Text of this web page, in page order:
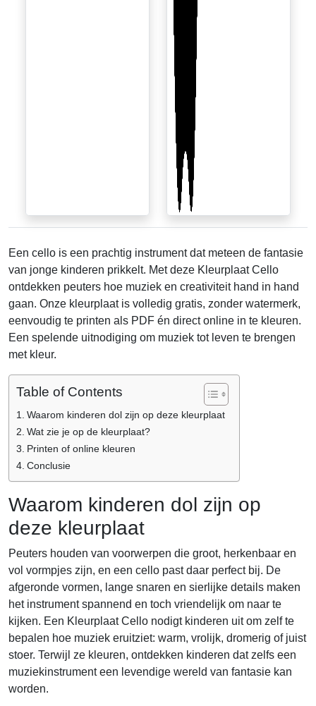
Een cello is een prachtig instrument dat meteen de fantasie
van jonge kinderen prikkelt. Met deze Kleurplaat Cello
ontdekken peuters hoe muziek en creativiteit hand in hand
gaan. Onze kleurplaat is volledig gratis, zonder watermerk,
eenvoudig te printen als PDF én direct online in te kleuren.
Een spelende uitnodiging om muziek tot leven te brengen
met kleur.
Table of Contents
Waarom kinderen dol zijn op deze kleurplaat
Wat zie je op de kleurplaat?
Printen of online kleuren
Conclusie
Waarom kinderen dol zijn op
deze kleurplaat
Peuters houden van voorwerpen die groot, herkenbaar en
vol vormpjes zijn, en een cello past daar perfect bij. De
afgeronde vormen, lange snaren en sierlijke details maken
het instrument spannend en toch vriendelijk om naar te
kijken. Een Kleurplaat Cello nodigt kinderen uit om zelf te
bepalen hoe muziek eruitziet: warm, vrolijk, dromerig of juist
stoer. Terwijl ze kleuren, ontdekken kinderen dat zelfs een
muziekinstrument een levendige wereld van fantasie kan
worden.